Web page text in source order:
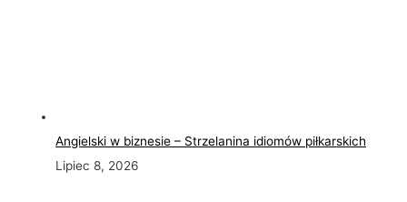
Angielski w biznesie – Strzelanina idiomów piłkarskich
Lipiec 8, 2026